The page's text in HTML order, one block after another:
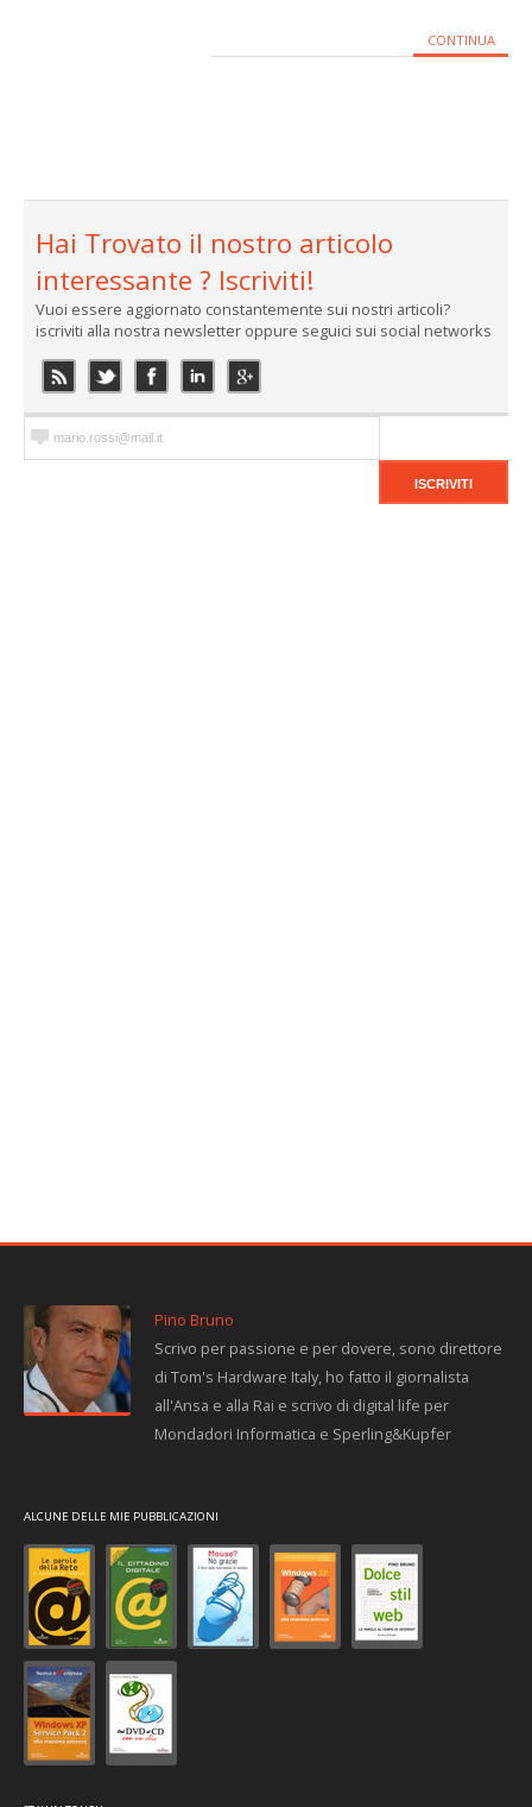
CONTINUA
Hai Trovato il nostro articolo
interessante ? Iscriviti!
Vuoi essere aggiornato constantemente sui nostri articoli?
iscriviti alla nostra newsletter oppure seguici sui social networks
Pino Bruno
Scrivo per passione e per dovere, sono direttore
di Tom's Hardware Italy, ho fatto il giornalista
all'Ansa e alla Rai e scrivo di digital life per
Mondadori Informatica e Sperling&Kupfer
ALCUNE DELLE MIE PUBBLICAZIONI